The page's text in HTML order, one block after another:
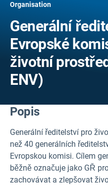
Organisation
Generální
Evropské
životní
ENV)
Popis
Generální ředitelství pro
než 40 generálních
Evropskou komisi. Cílem
běžně označuje jako GŘ
zachovávat a zlepšovat